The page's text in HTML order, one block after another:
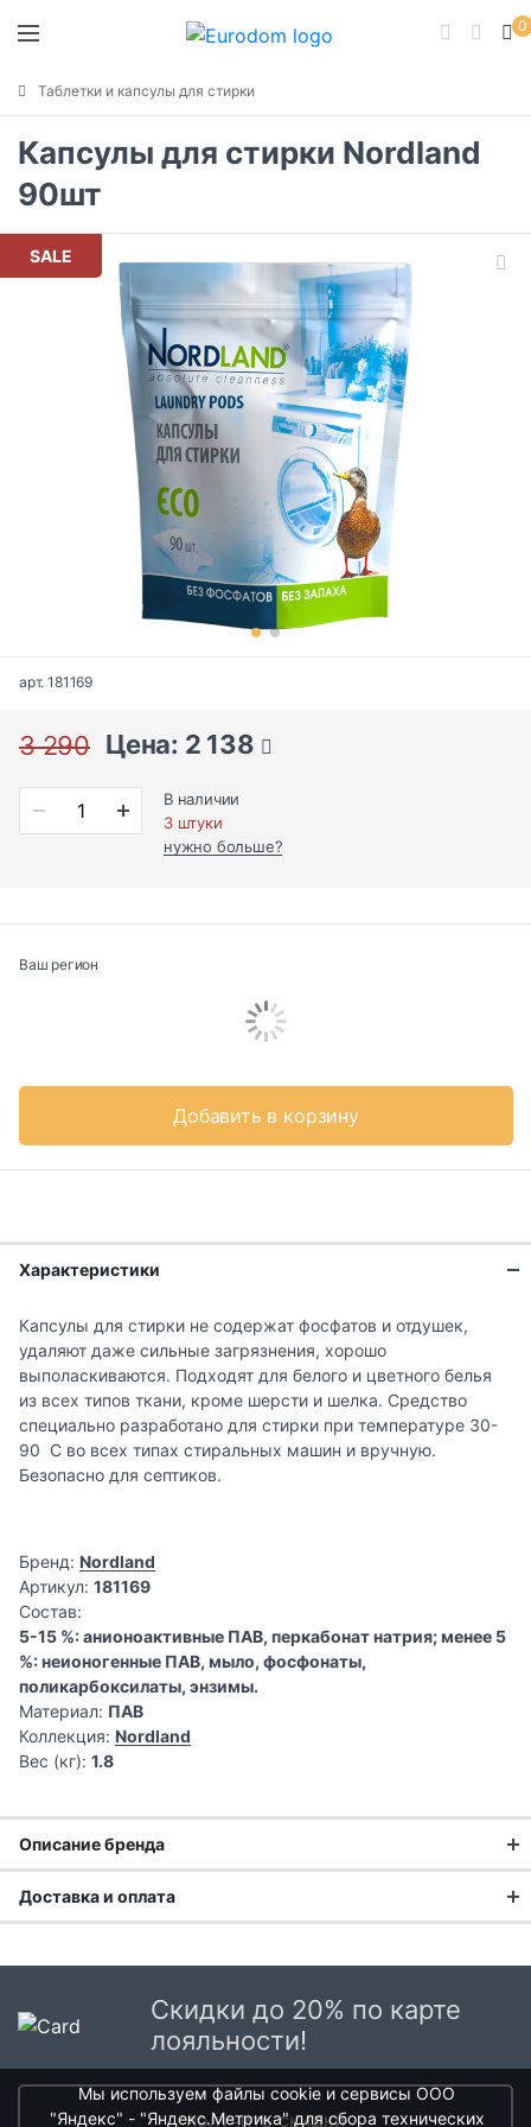
0
Таблетки и капсулы для стирки
Капсулы для стирки Nordland
90шт
SALE
арт. 181169
3 290 Цена: 2 138
В наличии
3 штуки
нужно больше?
Ваш регион
Добавить в корзину
Характеристики
Капсулы для стирки не содержат фосфатов и отдушек,
удаляют даже сильные загрязнения, хорошо
выполаскиваются. Подходят для белого и цветного белья
из всех типов ткани, кроме шерсти и шелка. Средство
специально разработано для стирки при температуре 30-
90 С во всех типах стиральных машин и вручную.
Безопасно для септиков.
Бренд: Nordland
Артикул: 181169
Состав:
5-15 %: анионоактивные ПАВ, перкабонат натрия; менее 5
%: неионогенные ПАВ, мыло, фосфонаты,
поликарбоксилаты, энзимы.
Материал: ПАВ
Коллекция: Nordland
Вес (кг): 1.8
Описание бренда
NORDLAND: Бытовая химия нового
поколения для Европы и вашего
NORDLAND
— это европейская линейка экологически
дружественных и научно обоснованных продуктов для
ухода за домом. Бренд создан для современного
потребителя, который осознанно подходит к выбору
средств для чистоты, ставя на первое место безопасность
Доставка и оплата
Доставка в Москве и области
В Москве и Московской области доставка курьером до
Стоимость доставки в Москве в пределах МКАД399 руб.
в Московской Области и Москве за МКАД599 руб.
Скидки до 20% по карте
лояльности!
получить скидки
Мы используем файлы cookie и сервисы ООО
"Яндекс" - "Яндекс.Метрика" для сбора технических